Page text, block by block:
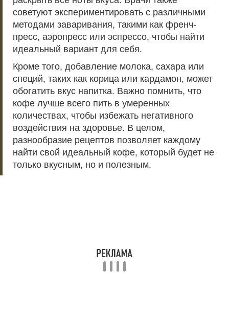
советуют экспериментировать с различными
методами заваривания, такими как френч-
пресс, аэропресс или эспрессо, чтобы найти
идеальный вариант для себя.
Кроме того, добавление молока, сахара или
специй, таких как корица или кардамон, может
обогатить вкус напитка. Важно помнить, что
кофе лучше всего пить в умеренных
количествах, чтобы избежать негативного
воздействия на здоровье. В целом,
разнообразие рецептов позволяет каждому
найти свой идеальный кофе, который будет не
только вкусным, но и полезным.